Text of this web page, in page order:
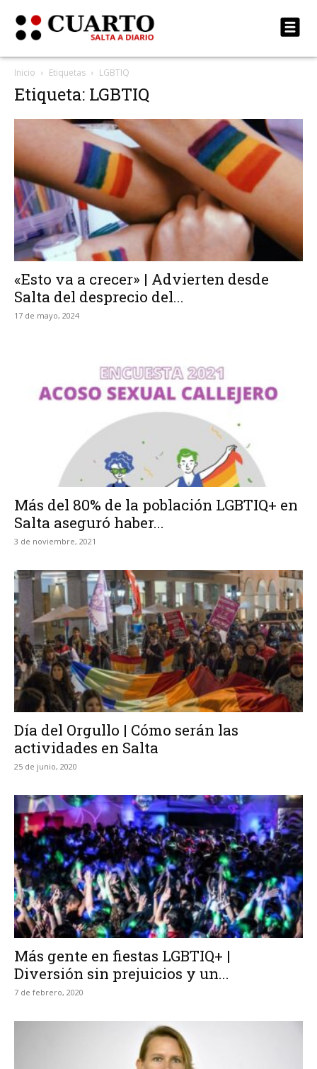
Inicio Etiquetas LGBTIQ
Etiqueta: LGBTIQ
«Esto va a crecer» | Advierten desde
Salta del desprecio del...
17 de mayo, 2024
Más del 80% de la población LGBTIQ+ en
Salta aseguró haber...
3 de noviembre, 2021
Día del Orgullo | Cómo serán las
actividades en Salta
25 de junio, 2020
Más gente en fiestas LGBTIQ+ |
Diversión sin prejuicios y un...
7 de febrero, 2020